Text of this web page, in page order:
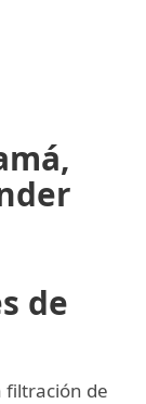
de
filtración de